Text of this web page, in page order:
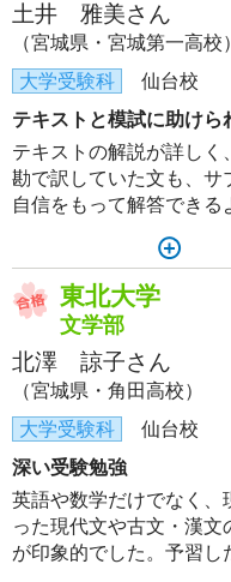
土井 雅美さん
（宮城県・宮城第一高校）
大学受験科
仙台校
テキストと模試に助けら
テキストの解説が詳し
勘で訳していた文も、サ
自信をもって解答でき
に東北大入試オープン
も役立ち、本番では国
た。
東北大学
文学部
北澤 諒子さん
（宮城県・角田高校）
大学受験科
仙台校
深い受験勉強
英語や数学だけでなく、
った現代文や古文・漢
が印象的でした。予習し